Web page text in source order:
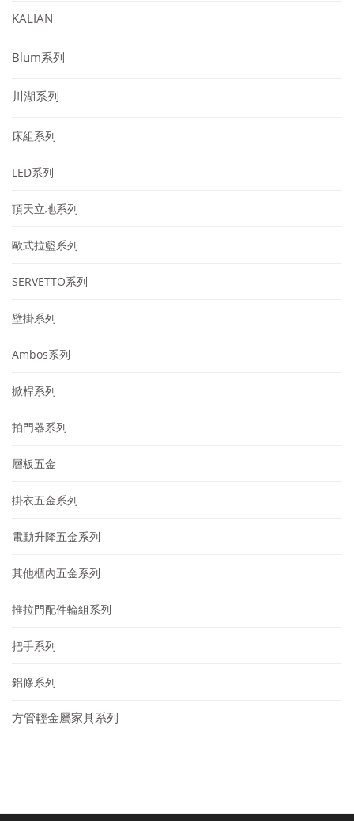
KALIAN
Blum系列
川湖系列
床組系列
LED系列
頂天立地系列
歐式拉籃系列
SERVETTO系列
壁掛系列
Ambos系列
掀桿系列
拍門器系列
層板五金
掛衣五金系列
電動升降五金系列
其他櫃內五金系列
推拉門配件輪組系列
把手系列
鋁條系列
方管輕金屬家具系列